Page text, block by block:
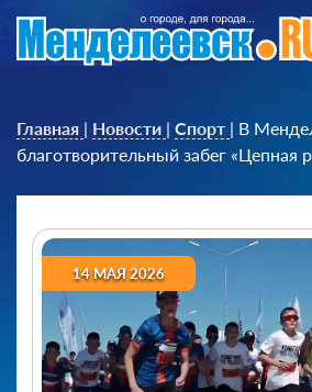
Главная | Новости | Спорт | В
благотворительный забег «Цепная
14 МАЯ 2026